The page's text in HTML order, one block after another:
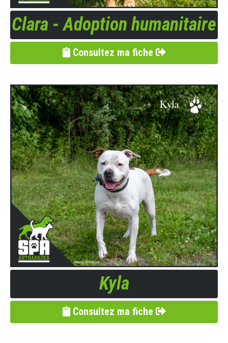
Clara - Adoption humanitaire
Consultez ma fiche
Kyla
Consultez ma fiche